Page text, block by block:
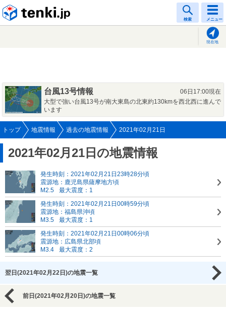
検索 メニュー
現在地
台風13号情報
06日17:00現在
大型で強い台風13号が南大東島の北東約130kmを西北西に進んで
います
トップ 地震情報 過去の地震情報 2021年02月21日
2021年02月21日の地震情報
発生時刻：2021年02月21日23時28分頃
震源地：鹿児島県薩摩地方頃
M2.5
最大震度：1
発生時刻：2021年02月21日00時59分頃
震源地：福島県沖頃
M3.5
最大震度：1
発生時刻：2021年02月21日00時06分頃
震源地：広島県北部頃
M3.4
最大震度：2
翌日(2021年02月22日)の地震一覧
前日(2021年02月20日)の地震一覧